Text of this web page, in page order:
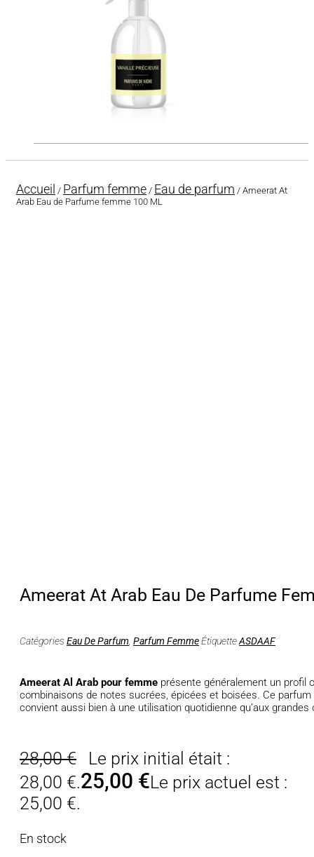
Accueil / Parfum femme / Eau de parfum / Ameerat At
Arab Eau de Parfume femme 100 ML
Ameerat At Arab Eau De Parfume
CatégoriesEau De Parfum Parfum FemmeÉtiquetteASDAAF
Ameerat Al Arab pour femme présente généralement un profil
combinaisons de notes sucrées, épicées et boisées. Ce parfum
convient aussi bien à une utilisation quotidienne qu’aux grandes
28,00€
Le prix initial était :
28,00 €.25,00 €Le prix actuel est :
25,00 €.
En stock